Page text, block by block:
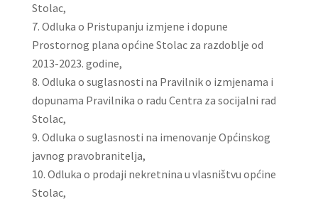
Stolac,
Odluka o Pristupanju izmjene i dopune
Prostornog plana općine Stolac za razdoblje od
2013-2023. godine,
Odluka o suglasnosti na Pravilnik o izmjenama i
dopunama Pravilnika o radu Centra za socijalni rad
Stolac,
Odluka o suglasnosti na imenovanje Općinskog
javnog pravobranitelja,
Odluka o prodaji nekretnina u vlasništvu općine
Stolac,